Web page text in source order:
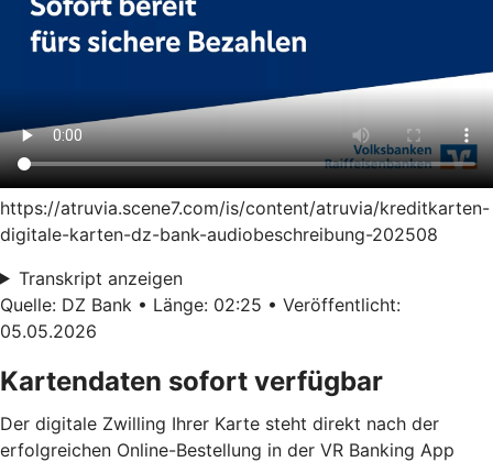
https://atruvia.scene7.com/is/content/atruvia/kreditkarten-
digitale-karten-dz-bank-audiobeschreibung-202508
Transkript anzeigen
Quelle: DZ Bank • Länge: 02:25 • Veröffentlicht:
05.05.2026
Kartendaten sofort verfügbar
Der digitale Zwilling Ihrer Karte steht direkt nach der
erfolgreichen Online-Bestellung in der VR Banking App